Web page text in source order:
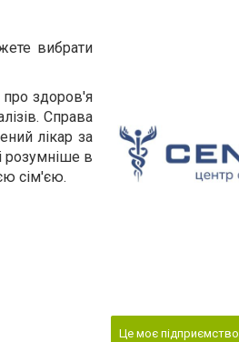
вибрати
про здоров'я
Справа
лікар за
розумніше в
сім'єю.
Це моє підприємство